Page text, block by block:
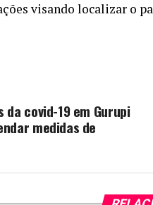
visando localizar o
covid-19 em Gurupi
medidas de